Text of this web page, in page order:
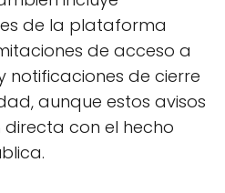
de la plataforma
de acceso a
notificaciones de cierre
aunque estos avisos
con el hecho